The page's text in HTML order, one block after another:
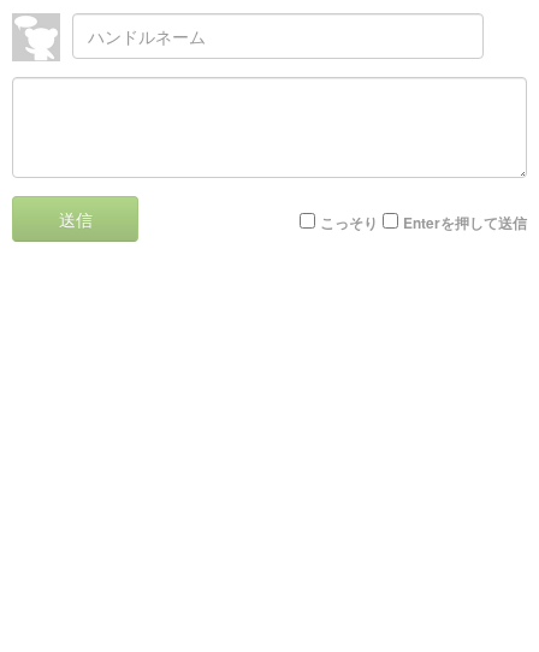
送信 こっそり Enterを押して送信